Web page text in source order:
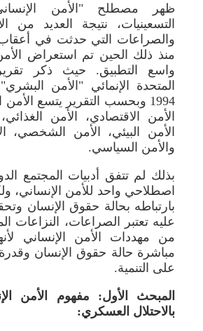
ظهر مصطلح "الأمن
التسعينيات، نتيجة العديد من
والصراعات التي حدثت في أعقاب
منذ ذلك الحين تم استعراض
واسع التطبيق. حيث ذكر
المتحدة الإنمائي "الأمن
1994 وبحسب التقرير يتسع
الأمن الاقتصادي، الأمن
الأمن البيئي، الأمن الشخصي،
والأمن السياسي.
بذلك لم تتفق أدبيات المجتمع
اصطلاحي واحد للأمن الإنساني،
بارتباطه بحالة حقوق الإنسان
عليه تعتبر الصراعات، النزاعات
من مهددات الأمن الإنساني
مباشرة حالة حقوق الإنسان
على التنمية.
المبحث الأول: مفهوم الأمن
بالاحتلال العسكري: